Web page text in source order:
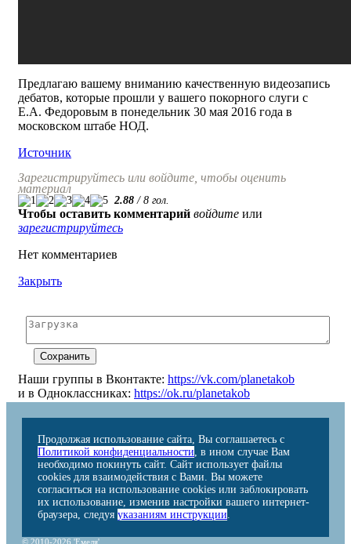
Предлагаю вашему вниманию качественную видеозапись
дебатов, которые прошли у вашего покорного слуги с
Е.А. Федоровым в понедельник 30 мая 2016 года в
московском штабе НОД.
Источник
Зарегистрируйтесь или войдите, чтобы оценить
материал
2.88 / 8 гол.
Чтобы оставить комментарий войдите или
зарегистрируйтесь
Нет комментариев
Закрыть
Наши группы в Вконтакте: https://vk.com/planetakob
и в Одноклассниках: https://ok.ru/planetakob
Продолжая использование сайта, Вы соглашаетесь с
Политикой конфиденциальности, в ином случае Вам
необходимо покинуть сайт. Сайт использует файлы
cookies для взаимодействия с Вами. Вы можете
согласиться на использование cookies или заблокировать
их использование, изменив настройки вашего интернет-
браузера, следуя указаниям инструкции.
© 2010-2026 'Емеля'